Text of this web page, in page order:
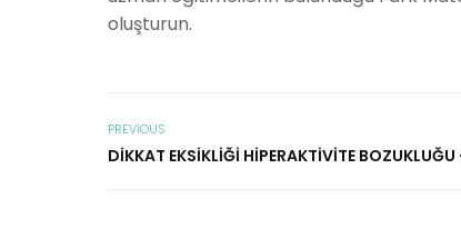
oluşturun.
PREVIOUS
DIKKAT EKSIKLIĞI HIPERAKTIVITE BOZUKLUĞU